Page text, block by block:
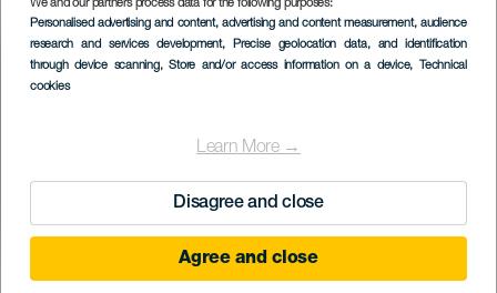
We and our partners process data for the following purposes:
Personalised advertising and content, advertising and content measurement, audience
research and services development, Precise geolocation data, and identification
through device scanning, Store and/or access information on a device, Technical
cookies
Learn More →
Disagree and close
Agree and close
Imagen
Listado